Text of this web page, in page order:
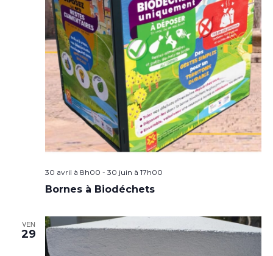
30 avril à 8h00 - 30 juin à 17h00
Bornes à Biodéchets
VEN
29